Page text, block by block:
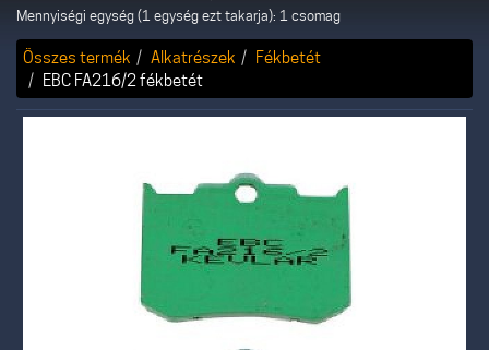
Mennyiségi egység (1 egység ezt takarja): 1 csomag
Összes termék Alkatrészek
Fékbetét
EBC FA216/2 fékbetét